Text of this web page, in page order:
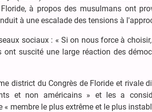
à propos des musulmans ont
à une escalade des tensions à
sociaux : « Si on nous force à
suscité une large réaction des
district du Congrès de Floride et rivale
et non américains » et les a
membre le plus extrême et le plus